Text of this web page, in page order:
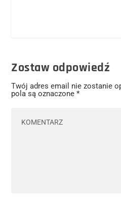
Zostaw odpowiedź
Twój adres email nie zostanie
pola są oznaczone*